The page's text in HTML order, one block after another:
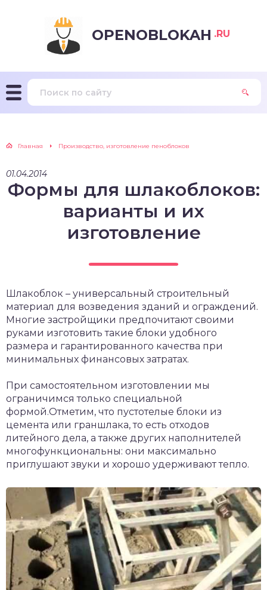
OPENOBLOKAH .RU
Главная Производство, изготовление пеноблоков
01.04.2014
Формы для шлакоблоков:
варианты и их
изготовление
Шлакоблок – универсальный строительный
материал для возведения зданий и ограждений.
Многие застройщики предпочитают своими
руками изготовить такие блоки удобного
размера и гарантированного качества при
минимальных финансовых затратах.
При самостоятельном изготовлении мы
ограничимся только специальной
формой.Отметим, что пустотелые блоки из
цемента или граншлака, то есть отходов
литейного дела, а также других наполнителей
многофункциональны: они максимально
приглушают звуки и хорошо удерживают тепло.